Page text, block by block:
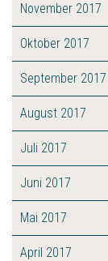
November 2017
Oktober 2017
September 2017
August 2017
Juli 2017
Juni 2017
Mai 2017
April 2017